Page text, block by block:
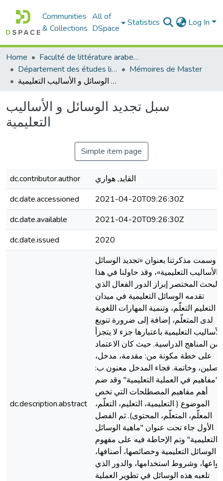
Communities
& Collections
All of
DSpace
Statistics Log In
Home
Faculté de littérature arabe et des arts
Département des études littéraires et critiques
Mémoires de Master
سبل تجديد الوسائل و الأساليب التعليمية
سبل تجديد الوسائل و الأساليب
التعليمية
Simple item page
dc.contributor.author
القايد, هواري
dc.date.accessioned
2021-04-20T09:26:30Z
dc.date.available
2021-04-20T09:26:30Z
dc.date.issued
2020
dc.description.abstract
وسمت مذكرتنا بعنوان «تجديد الوسائل
والأساليب التعليمية»، وقد حاولنا في هذا
البحث المختصر إبراز الدور الفعال الذي
تقدمه الوسائل التعليمية في ميدان
التعليم التعلّم، وتنمية المهارات اللغوية
لدى المتعلّم، إضافة إلى ضرورة تنويع
الأساليب التعليمية باعتبارها جزء لا يتجزأ
من المناهج الدراسية. حيث كان الاعتماد
على خطة مكونة من: مقدمة، مدخل،
فصلين، وخاتمة. فجاء المدخل معنون ب:
"مفاهيم في العملية التعليمية" وقد ضم
أهم مفاهيم المصطلحات التي تخص
الموضوع ( التعليمية، التعليم، التعلّم،
المعلّم، المتعلّم، المحتوى). ثم الفصل
الأول جاء تحت عنوان "ماهية الوسائل
التعليمية" وتم الإحاطة فيه على مفهوم
الوسائل التعليمية وخصائصها، أصنافها،
أنواعها، وشروط استخدامها، والدور الذي
تلعبه هذه الوسائل في تطوير العملية